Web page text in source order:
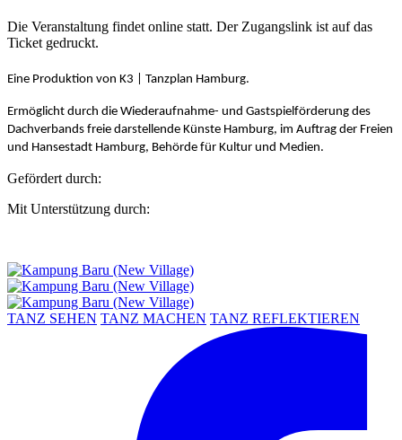
Die Veranstaltung findet online statt. Der Zugangslink ist auf das
Ticket gedruckt.
Eine Produktion von K3 | Tanzplan Hamburg.
Ermöglicht durch die Wiederaufnahme- und Gastspielförderung des
Dachverbands freie darstellende Künste Hamburg, im Auftrag der Freien
und Hansestadt Hamburg, Behörde für Kultur und Medien.
Gefördert durch:
Mit Unterstützung durch:
TANZ SEHEN TANZ MACHEN TANZ REFLEKTIEREN